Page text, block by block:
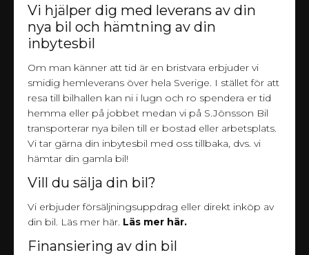
Vi hjälper dig med leverans av din
nya bil och hämtning av din
inbytesbil
Om man känner att tid är en bristvara erbjuder vi
smidig hemleverans över hela Sverige. I stället för att
resa till bilhallen kan ni i lugn och ro spendera er tid
hemma eller på jobbet medan vi på S.Jönsson Bil
transporterar nya bilen till er bostad eller arbetsplats.
Vi tar gärna din inbytesbil med oss tillbaka, dvs. vi
hämtar din gamla bil!
Vill du sälja din bil?
Vi erbjuder försäljningsuppdrag eller direkt inköp av
din bil. Läs mer här. Läs mer här.
Finansiering av din bil